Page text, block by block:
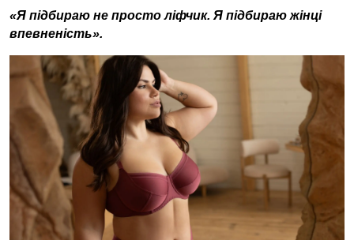
«Я підбираю не просто ліфчик. Я підбираю жінці
впевненість».